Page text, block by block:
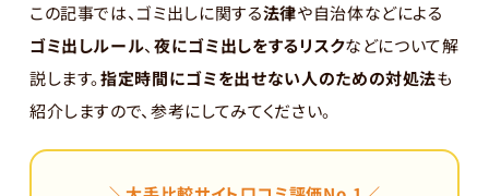
この記事では、ゴミ出しに関する法律や自治体などによる
ゴミ出しルール、夜にゴミ出しをするリスクなどについて解
説します。指定時間にゴミを出せない人のための対処法も
紹介しますので、参考にしてみてください。